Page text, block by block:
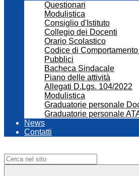
Questionari
Modulistica
Consiglio d'Istituto
Collegio dei Docenti
Orario Scolastico
Codice di
Pubblici
Bacheca Sindacale
Piano delle attività
Allegati D.Lgs. 104/2022
Modulistica
Graduatorie personale
Graduatorie personale
News
Contatti